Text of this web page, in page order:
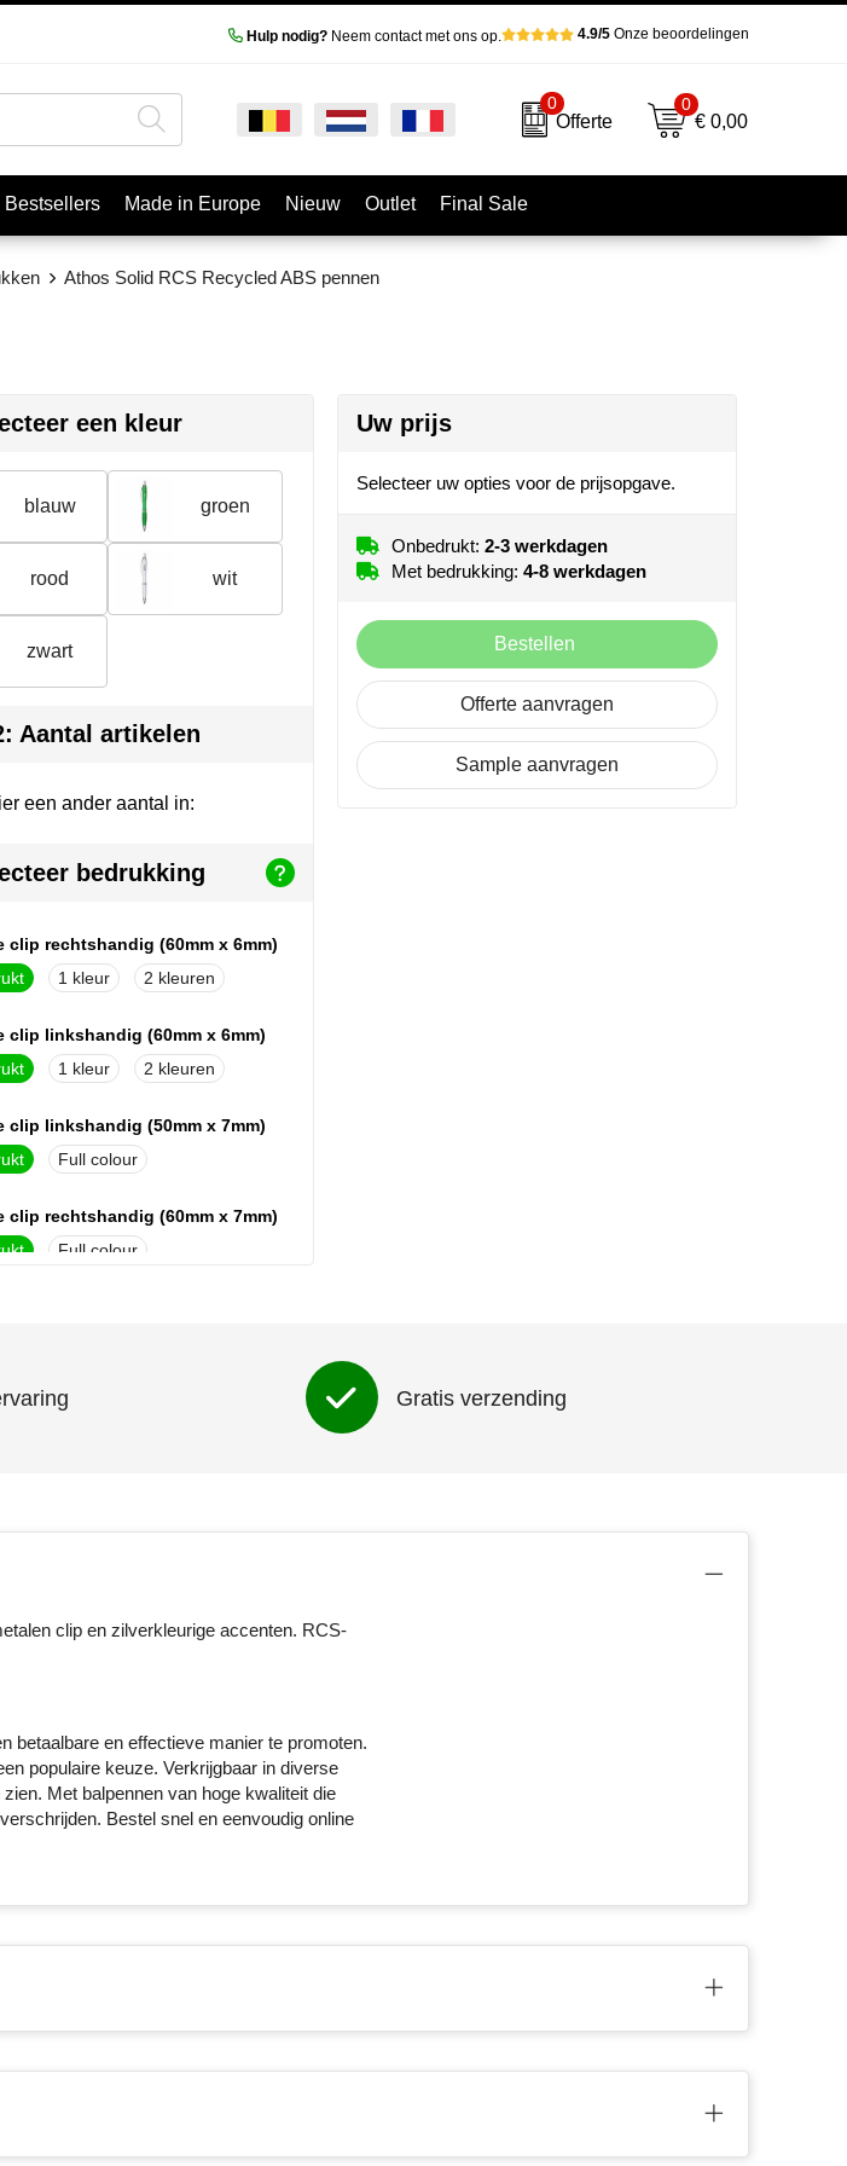
Hulp nodig?Neem contact met ons op. 4.9/5Onze beoordelingen
0
Offerte
0
€ 0,00
Bestsellers Made in Europe Nieuw Outlet Final Sale
Athos Solid RCS Recycled ABS pennen
een kleur
blauw groen
rood wit
zwart
Aantal artikelen
een ander aantal in:
bedrukking
clip rechtshandig (60mm x 6mm)
1 2
clip linkshandig (60mm x 6mm)
1 2
clip linkshandig (50mm x 7mm)
Full colour
clip rechtshandig (60mm x 7mm)
Full colour
Uw prijs
Selecteer uw opties voor de prijsopgave.
Onbedrukt: 2-3 werkdagen
Met bedrukking: 4-8 werkdagen
Bestellen
Offerte aanvragen
Sample aanvragen
Gratis verzending
clip en zilverkleurige accenten. RCS-
betaalbare en effectieve manier te promoten.
populaire keuze. Verkrijgbaar in diverse
Met balpennen van hoge kwaliteit die
Bestel snel en eenvoudig online